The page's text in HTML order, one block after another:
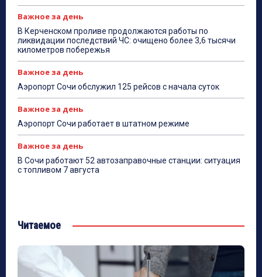
Важное за день
В Керченском проливе продолжаются работы по
ликвидации последствий ЧС: очищено более 3,6 тысячи
километров побережья
Важное за день
Аэропорт Сочи обслужил 125 рейсов с начала суток
Важное за день
Аэропорт Сочи работает в штатном режиме
Важное за день
В Сочи работают 52 автозаправочные станции: ситуация
с топливом 7 августа
Читаемое